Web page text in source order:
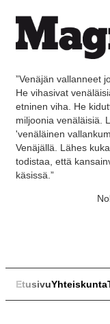
”Venäjän vallanneet
He vihasivat
etninen viha. He
miljoonia venäläisiä.
'venäläinen
Venäjällä. Lähes
todistaa, että
käsissä.”
EtusivuYhteiskunta